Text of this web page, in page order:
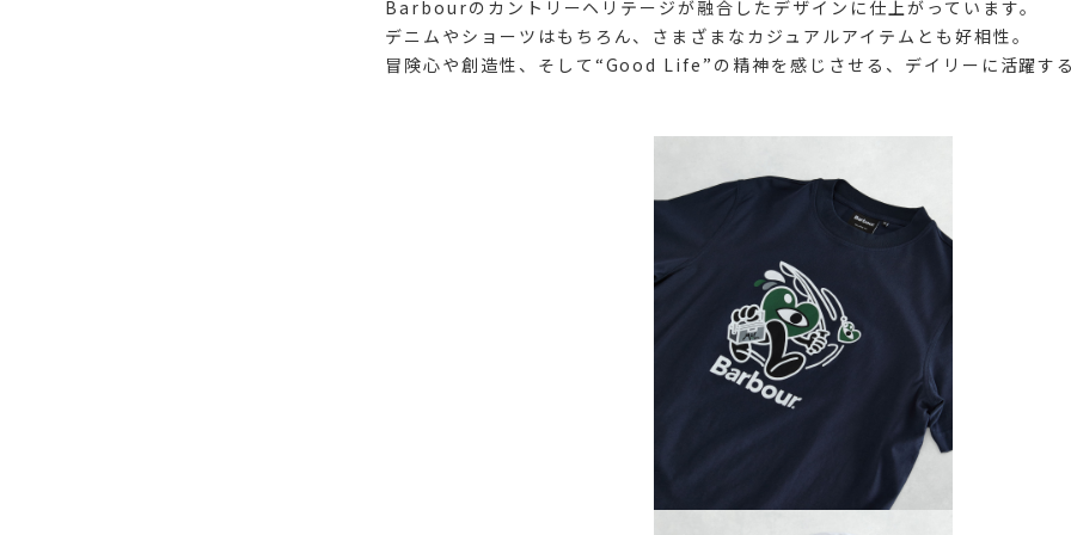
Barbourのカントリーヘリテージが融合したデザインに仕上がっています。
デニムやショーツはもちろん、さまざまなカジュアルアイテムとも好相性。
冒険心や創造性、そして“Good Life”の精神を感じさせる、デイリーに活躍する